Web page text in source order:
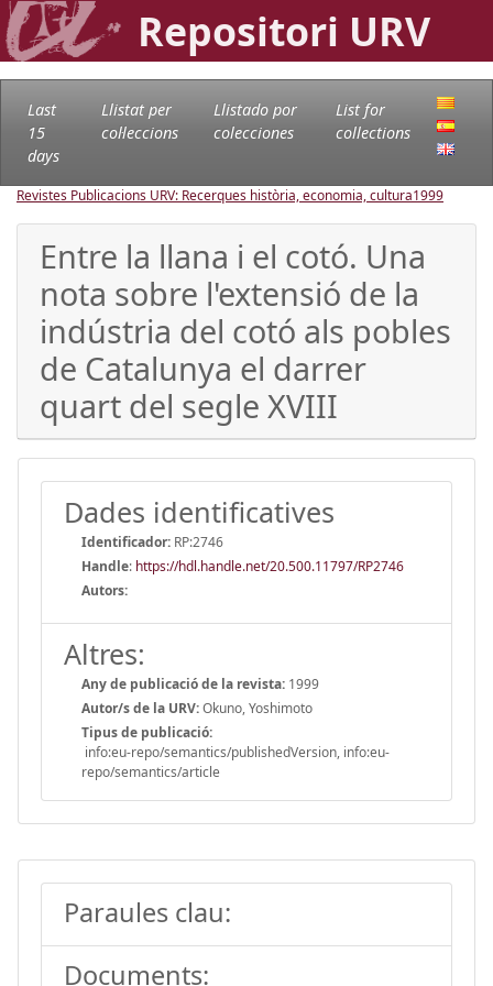
Repositori URV
Last
15
days
Llistat per
col·leccions
Llistado por
colecciones
List for
collections
Revistes Publicacions URV: Recerques història, economia, cultura1999
Entre la llana i el cotó. Una
nota sobre l'extensió de la
indústria del cotó als pobles
de Catalunya el darrer
quart del segle XVIII
Dades identificatives
Identificador: RP:2746
Handle: https://hdl.handle.net/20.500.11797/RP2746
Autors:
Altres:
Any de publicació de la revista: 1999
Autor/s de la URV:Okuno, Yoshimoto
Tipus de publicació:
info:eu-repo/semantics/publishedVersion, info:eu-
repo/semantics/article
Paraules clau:
Documents: